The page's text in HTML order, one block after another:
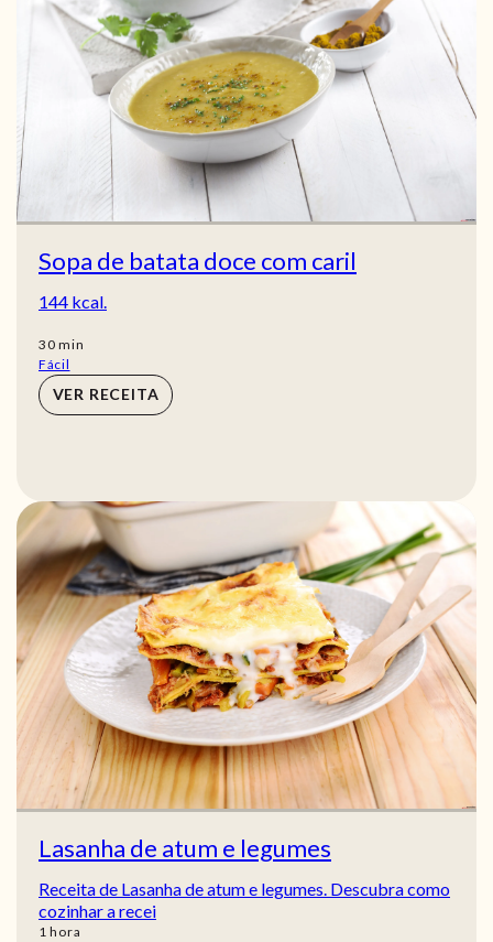
Sopa de batata doce com caril
144 kcal.
30min
min
Fácil
VER RECEITA
Lasanha de atum e legumes
Receita de Lasanha de atum e legumes. Descubra como
cozinhar a recei
1 hora
hora